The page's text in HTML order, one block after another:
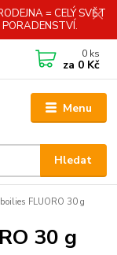
= CELÝ SVĚT
Menu
Hledat
0 ks
za 0 Kč
FLUORO 30 g
30 g